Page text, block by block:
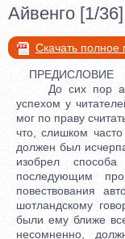
Айвенго [1/36]
Скачать полное
ПРЕДИСЛОВИЕ
До сих пор
успехом у
мог по праву
что, слишком
должен был
изобрел
последующим
повествования
шотландскому
были ему ближе
несомненно,